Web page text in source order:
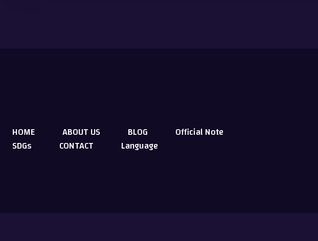
HOME ABOUT US BLOG
Official Note
SDGs
CONTACT Language